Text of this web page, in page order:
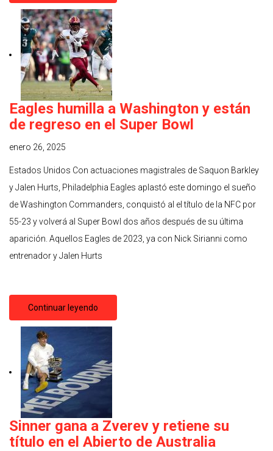
Eagles humilla a Washington y están
de regreso en el Super Bowl
enero 26, 2025
Estados Unidos Con actuaciones magistrales de Saquon Barkley
y Jalen Hurts, Philadelphia Eagles aplastó este domingo el sueño
de Washington Commanders, conquistó al el título de la NFC por
55-23 y volverá al Super Bowl dos años después de su última
aparición. Aquellos Eagles de 2023, ya con Nick Sirianni como
entrenador y Jalen Hurts
Continuar leyendo
Sinner gana a Zverev y retiene su
título en el Abierto de Australia